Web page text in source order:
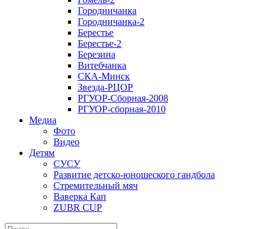
Городничанка
Городничанка-2
Берестье
Берестье-2
Березина
Витебчанка
СКА-Минск
Звезда-РЦОР
РГУОР-Сборная-2008
РГУОР-сборная-2010
Медиа
Фото
Видео
Детям
СУСУ
Развитие детско-юношеского гандбола
Стремительный мяч
Ваверка Кап
ZUBR CUP